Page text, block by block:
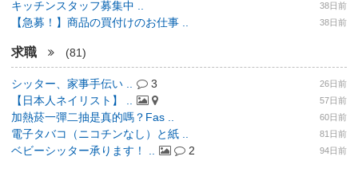
キッチンスタッフ募集中 .. 38日前
【急募！】商品の買付けのお仕事 .. 38日前
求職 (81)
シッター、家事手伝い .. 3 26日前
【日本人ネイリスト】 .. 57日前
加熱菸一彈二抽是真的嗎？Fas .. 60日前
電子タバコ（ニコチンなし）と紙 .. 81日前
ベビーシッター承ります！ .. 2 94日前